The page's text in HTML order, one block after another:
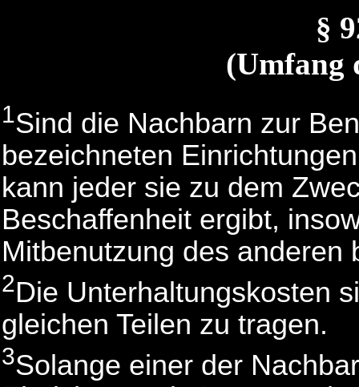
§
(Umfang
1Sind die Nachbarn zur
bezeichneten
kann jeder sie zu dem
Beschaffenheit ergibt,
Mitbenutzung des anderen
2Die Unterhaltungskosten
gleichen Teilen zu tragen.
3Solange einer der